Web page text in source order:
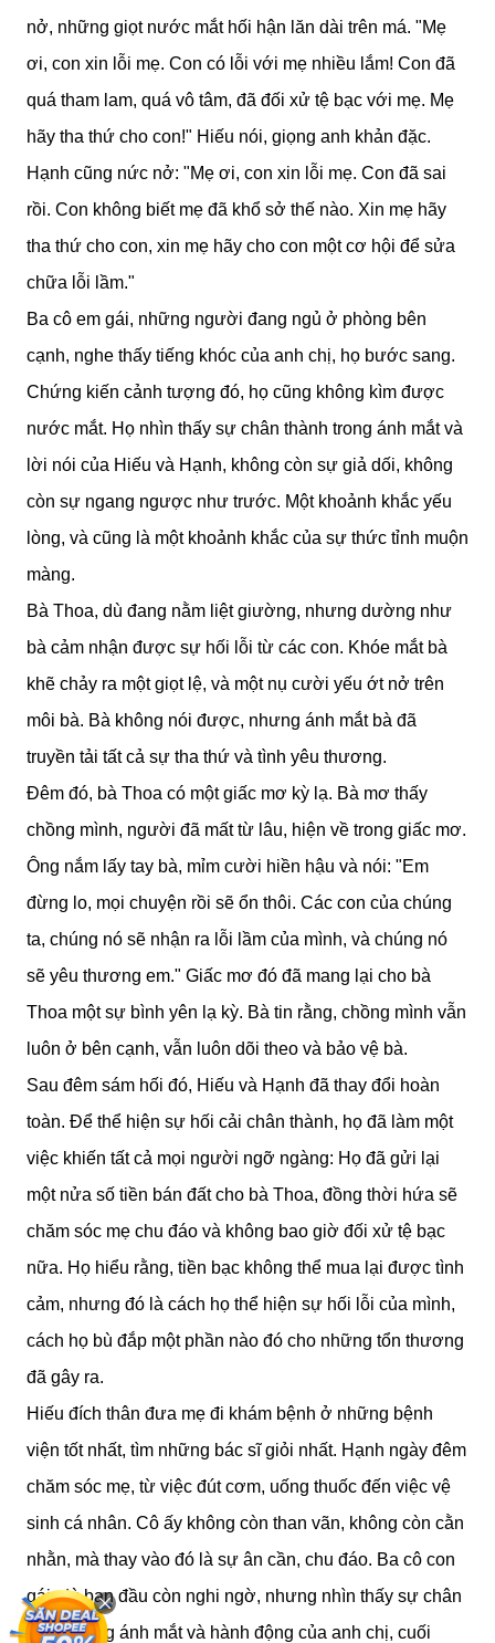
nở, những giọt nước mắt hối hận lăn dài trên má. "Mẹ
ơi, con xin lỗi mẹ. Con có lỗi với mẹ nhiều lắm! Con đã
quá tham lam, quá vô tâm, đã đối xử tệ bạc với mẹ. Mẹ
hãy tha thứ cho con!" Hiếu nói, giọng anh khản đặc.
Hạnh cũng nức nở: "Mẹ ơi, con xin lỗi mẹ. Con đã sai
rồi. Con không biết mẹ đã khổ sở thế nào. Xin mẹ hãy
tha thứ cho con, xin mẹ hãy cho con một cơ hội để sửa
chữa lỗi lầm."
Ba cô em gái, những người đang ngủ ở phòng bên
cạnh, nghe thấy tiếng khóc của anh chị, họ bước sang.
Chứng kiến cảnh tượng đó, họ cũng không kìm được
nước mắt. Họ nhìn thấy sự chân thành trong ánh mắt và
lời nói của Hiếu và Hạnh, không còn sự giả dối, không
còn sự ngang ngược như trước. Một khoảnh khắc yếu
lòng, và cũng là một khoảnh khắc của sự thức tỉnh muộn
màng.
Bà Thoa, dù đang nằm liệt giường, nhưng dường như
bà cảm nhận được sự hối lỗi từ các con. Khóe mắt bà
khẽ chảy ra một giọt lệ, và một nụ cười yếu ớt nở trên
môi bà. Bà không nói được, nhưng ánh mắt bà đã
truyền tải tất cả sự tha thứ và tình yêu thương.
Đêm đó, bà Thoa có một giấc mơ kỳ lạ. Bà mơ thấy
chồng mình, người đã mất từ lâu, hiện về trong giấc mơ.
Ông nắm lấy tay bà, mỉm cười hiền hậu và nói: "Em
đừng lo, mọi chuyện rồi sẽ ổn thôi. Các con của chúng
ta, chúng nó sẽ nhận ra lỗi lầm của mình, và chúng nó
sẽ yêu thương em." Giấc mơ đó đã mang lại cho bà
Thoa một sự bình yên lạ kỳ. Bà tin rằng, chồng mình vẫn
luôn ở bên cạnh, vẫn luôn dõi theo và bảo vệ bà.
Sau đêm sám hối đó, Hiếu và Hạnh đã thay đổi hoàn
toàn. Để thể hiện sự hối cải chân thành, họ đã làm một
việc khiến tất cả mọi người ngỡ ngàng: Họ đã gửi lại
một nửa số tiền bán đất cho bà Thoa, đồng thời hứa sẽ
chăm sóc mẹ chu đáo và không bao giờ đối xử tệ bạc
nữa. Họ hiểu rằng, tiền bạc không thể mua lại được tình
cảm, nhưng đó là cách họ thể hiện sự hối lỗi của mình,
cách họ bù đắp một phần nào đó cho những tổn thương
đã gây ra.
Hiếu đích thân đưa mẹ đi khám bệnh ở những bệnh
viện tốt nhất, tìm những bác sĩ giỏi nhất. Hạnh ngày đêm
chăm sóc mẹ, từ việc đút cơm, uống thuốc đến việc vệ
sinh cá nhân. Cô ấy không còn than vãn, không còn cằn
nhằn, mà thay vào đó là sự ân cần, chu đáo. Ba cô con
gái, dù ban đầu còn nghi ngờ, nhưng nhìn thấy sự chân
thành trong ánh mắt và hành động của anh chị, cuối